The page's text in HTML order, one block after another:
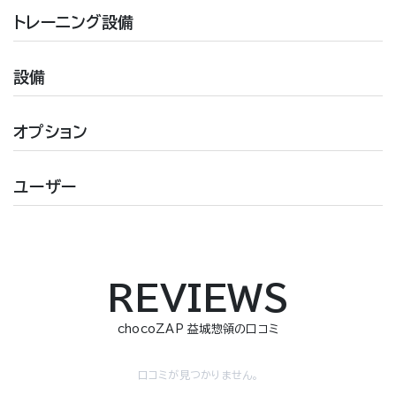
トレーニング設備
設備
オプション
ユーザー
REVIEWS
chocoZAP 益城惣領の口コミ
口コミが見つかりません。